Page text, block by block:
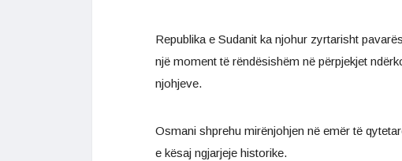
Republika e Sudanit ka njohur zyrtarisht
një moment të rëndësishëm në përpjekjet
njohjeve.
Osmani shprehu mirënjohjen në emër të
e kësaj ngjarjeje historike.